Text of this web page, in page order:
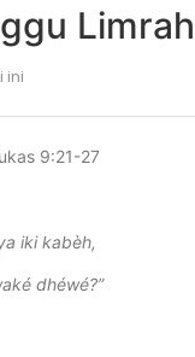
Limrah
ini
9:21-27
iki kabèh,
dhéwé?”